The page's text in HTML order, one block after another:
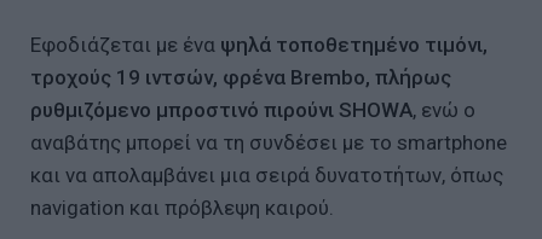
Εφοδιάζεται με ένα ψηλά τοποθετημένο τιμόνι,
τροχούς 19 ιντσών, φρένα Brembo, πλήρως
ρυθμιζόμενο μπροστινό πιρούνι SHOWA, ενώ ο
αναβάτης μπορεί να τη συνδέσει με το smartphone
και να απολαμβάνει μια σειρά δυνατοτήτων, όπως
navigation και πρόβλεψη καιρού.